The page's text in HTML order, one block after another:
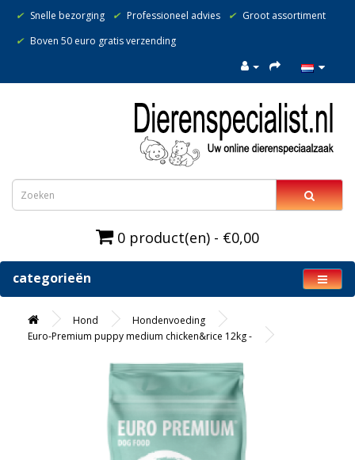
✔ Snelle bezorging ✔ Professioneel advies ✔ Groot assortiment
✔ Boven 50 euro gratis verzending
0 product(en) - €0,00
categorieën
Hond
Hondenvoeding
Euro-Premium puppy medium chicken&rice 12kg -